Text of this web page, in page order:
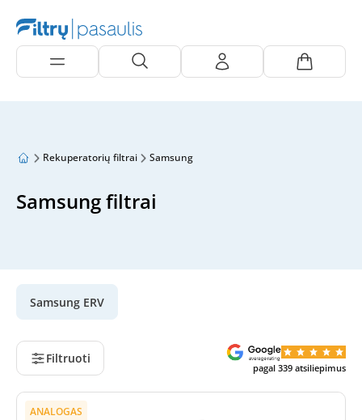
Rekuperatorių filtrai Samsung
Samsung filtrai
Samsung ERV
Filtruoti
pagal 339 atsiliepimus
ANALOGAS